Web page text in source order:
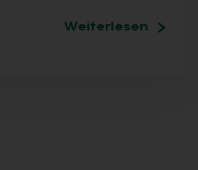
Weiterlesen